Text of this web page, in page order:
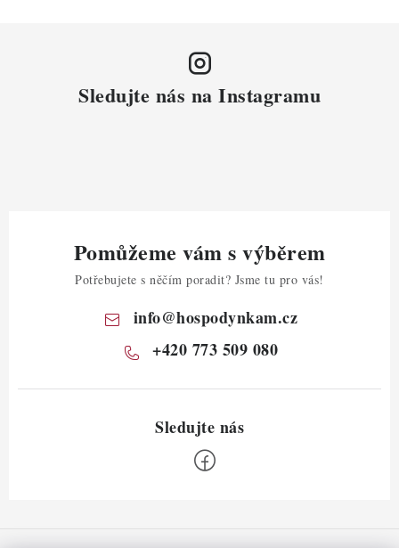
Sledujte nás na Instagramu
Pomůžeme vám s výběrem
Potřebujete s něčím poradit? Jsme tu pro vás!
info@hospodynkam.cz
+420 773 509 080